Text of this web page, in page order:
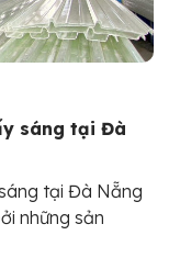
sáng tại Đà
tại Đà Nẵng
những sản